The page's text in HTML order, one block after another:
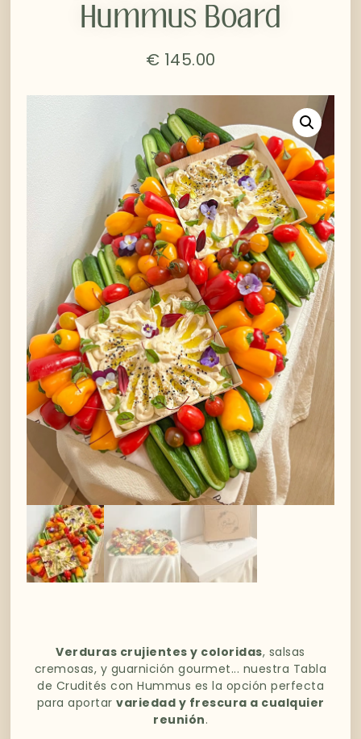
Hummus Board
€ 145.00
Verduras crujientes y coloridas, salsas
cremosas, y guarnición gourmet... nuestra Tabla
de Crudités con Hummus es la opción perfecta
para aportar variedad y frescura a cualquier
reunión.